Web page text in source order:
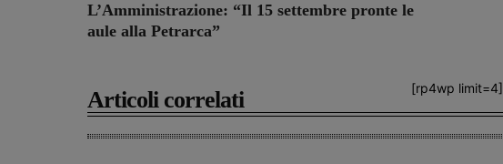
L’Amministrazione: “Il 15 settembre pronte le
aule alla Petrarca”
[rp4wp limit=4]
Articoli correlati